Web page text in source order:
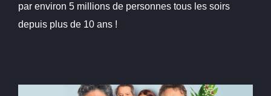
par environ 5 millions de personnes tous les soirs
depuis plus de 10 ans !